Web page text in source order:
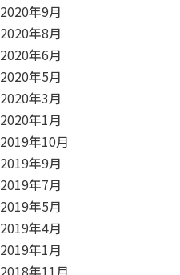
2020年9月
2020年8月
2020年6月
2020年5月
2020年3月
2020年1月
2019年10月
2019年9月
2019年7月
2019年5月
2019年4月
2019年1月
2018年11月